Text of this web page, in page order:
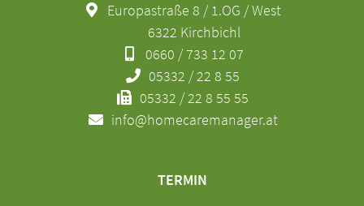
Europastraße 8 / 1.OG / West
6322 Kirchbichl
0660 / 733 12 07
05332 / 22 8 55
05332 / 22 8 55 55
info@homecaremanager.at
TERMIN